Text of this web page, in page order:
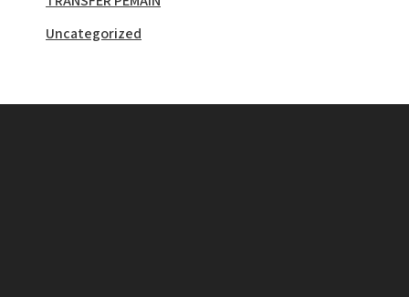
Uncategorized